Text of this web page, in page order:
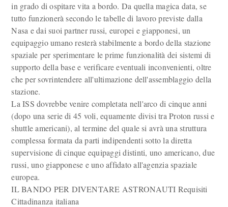
in grado di ospitare vita a bordo. Da quella magica data, se
tutto funzionerà secondo le tabelle di lavoro previste dalla
Nasa e dai suoi partner russi, europei e giapponesi, un
equipaggio umano resterà stabilmente a bordo della stazione
spaziale per sperimentare le prime funzionalità dei sistemi di
supporto della base e verificare eventuali inconvenienti, oltre
che per sovrintendere all'ultimazione dell'assemblaggio della
stazione.
La ISS dovrebbe venire completata nell'arco di cinque anni
(dopo una serie di 45 voli, equamente divisi tra Proton russi e
shuttle americani), al termine del quale si avrà una struttura
complessa formata da parti indipendenti sotto la diretta
supervisione di cinque equipaggi distinti, uno americano, due
russi, uno giapponese e uno affidato all'agenzia spaziale
europea.
IL BANDO PER DIVENTARE ASTRONAUTI Requisiti
Cittadinanza italiana